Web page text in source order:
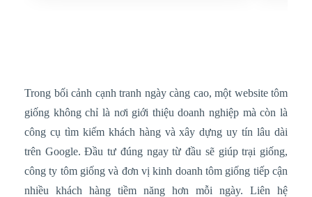
Trong bối cảnh cạnh tranh ngày càng cao, một website tôm
giống không chỉ là nơi giới thiệu doanh nghiệp mà còn là
công cụ tìm kiếm khách hàng và xây dựng uy tín lâu dài
trên Google. Đầu tư đúng ngay từ đầu sẽ giúp trại giống,
công ty tôm giống và đơn vị kinh doanh tôm giống tiếp cận
nhiều khách hàng tiềm năng hơn mỗi ngày. Liên hệ